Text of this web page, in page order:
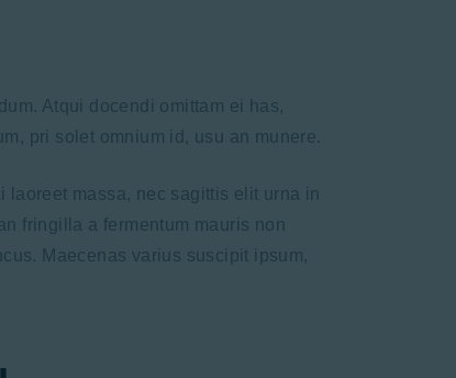
Atqui docendi omittam ei has,
pri solet omnium id, usu an munere.
laoreet massa, nec sagittis elit urna in
fringilla a fermentum mauris non
Maecenas varius suscipit ipsum,